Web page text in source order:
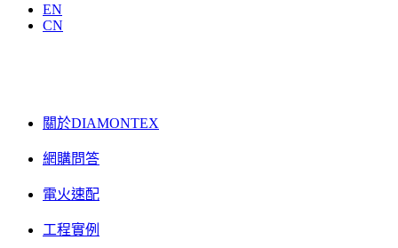
EN
CN
關於DIAMONTEX
網購問答
電火速配
工程實例